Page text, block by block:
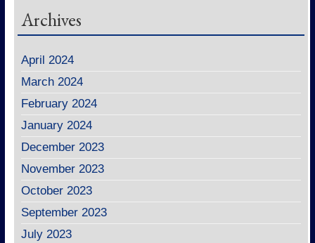
Archives
April 2024
March 2024
February 2024
January 2024
December 2023
November 2023
October 2023
September 2023
July 2023